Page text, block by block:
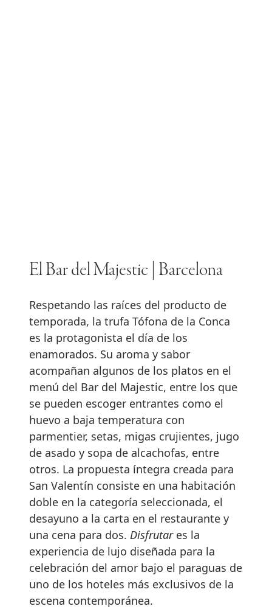
El Bar del Majestic | Barcelona
Respetando las raíces del producto de
temporada, la trufa Tófona de la Conca
es la protagonista el día de los
enamorados. Su aroma y sabor
acompañan algunos de los platos en el
menú del Bar del Majestic, entre los que
se pueden escoger entrantes como el
huevo a baja temperatura con
parmentier, setas, migas crujientes, jugo
de asado y sopa de alcachofas, entre
otros. La propuesta íntegra creada para
San Valentín consiste en una habitación
doble en la categoría seleccionada, el
desayuno a la carta en el restaurante y
una cena para dos. Disfrutares la
experiencia de lujo diseñada para la
celebración del amor bajo el paraguas de
uno de los hoteles más exclusivos de la
escena contemporánea.